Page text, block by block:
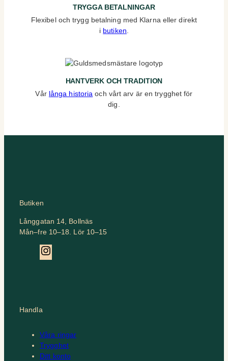
TRYGGA BETALNINGAR
Flexibel och trygg betalning med Klarna eller direkt
i butiken
HANTVERK OCH TRADITION
Vår långa historia och vårt arv är en trygghet för
dig.
Butiken
Långgatan 14, Bollnäs
Mån–fre 10–18. Lör 10–15
Handla
Våra ringar
Trygghet
Ditt konto